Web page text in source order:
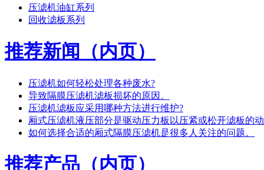
压滤机油缸系列
回收滤板系列
推荐新闻（内页）
压滤机如何轻松处理各种废水?
导致隔膜压滤机滤板损坏的原因。
压滤机滤板应采用哪种方法进行维护?
厢式压滤机液压部分是驱动压力板以压紧或松开滤板的
如何选择合适的厢式隔膜压滤机是很多人关注的问题。
推荐产品（内页）